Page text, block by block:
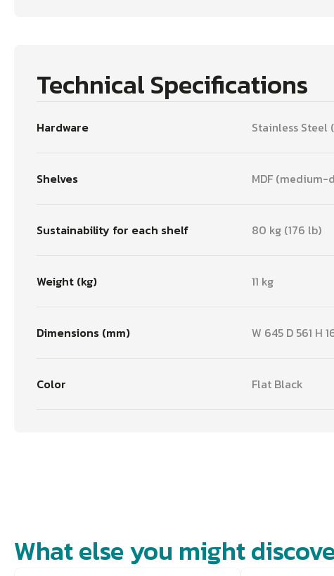
Technical Specifications
Hardware Stainless Steel
Shelves MDF
Sustainability for each shelf 80 kg (176 lb)
Weight (kg) 11 kg
Dimensions (mm) W 645 D 561 H
Color Flat Black
What else you might